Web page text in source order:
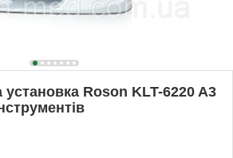
установка Roson KLT-6220 A3